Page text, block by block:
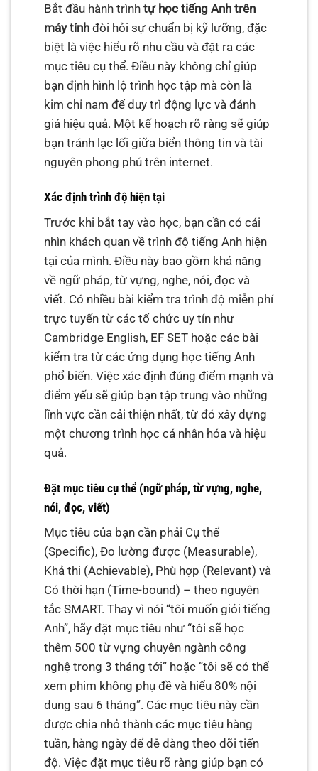
Bắt đầu hành trìnhtự học tiếng Anh trên
máy tính đòi hỏi sự chuẩn bị kỹ lưỡng, đặc
biệt là việc hiểu rõ nhu cầu và đặt ra các
mục tiêu cụ thể. Điều này không chỉ giúp
bạn định hình lộ trình học tập mà còn là
kim chỉ nam để duy trì động lực và đánh
giá hiệu quả. Một kế hoạch rõ ràng sẽ giúp
bạn tránh lạc lối giữa biển thông tin và tài
nguyên phong phú trên internet.
Xác định trình độ hiện tại
Trước khi bắt tay vào học, bạn cần có cái
nhìn khách quan về trình độ tiếng Anh hiện
tại của mình. Điều này bao gồm khả năng
về ngữ pháp, từ vựng, nghe, nói, đọc và
viết. Có nhiều bài kiểm tra trình độ miễn phí
trực tuyến từ các tổ chức uy tín như
Cambridge English, EF SET hoặc các bài
kiểm tra từ các ứng dụng học tiếng Anh
phổ biến. Việc xác định đúng điểm mạnh và
điểm yếu sẽ giúp bạn tập trung vào những
lĩnh vực cần cải thiện nhất, từ đó xây dựng
một chương trình học cá nhân hóa và hiệu
quả.
Đặt mục tiêu cụ thể (ngữ pháp, từ vựng, nghe,
nói, đọc, viết)
Mục tiêu của bạn cần phải Cụ thể
(Specific), Đo lường được (Measurable),
Khả thi (Achievable), Phù hợp (Relevant) và
Có thời hạn (Time-bound) – theo nguyên
tắc SMART. Thay vì nói “tôi muốn giỏi tiếng
Anh”, hãy đặt mục tiêu như “tôi sẽ học
thêm 500 từ vựng chuyên ngành công
nghệ trong 3 tháng tới” hoặc “tôi sẽ có thể
xem phim không phụ đề và hiểu 80% nội
dung sau 6 tháng”. Các mục tiêu này cần
được chia nhỏ thành các mục tiêu hàng
tuần, hàng ngày để dễ dàng theo dõi tiến
độ. Việc đặt mục tiêu rõ ràng giúp bạn có